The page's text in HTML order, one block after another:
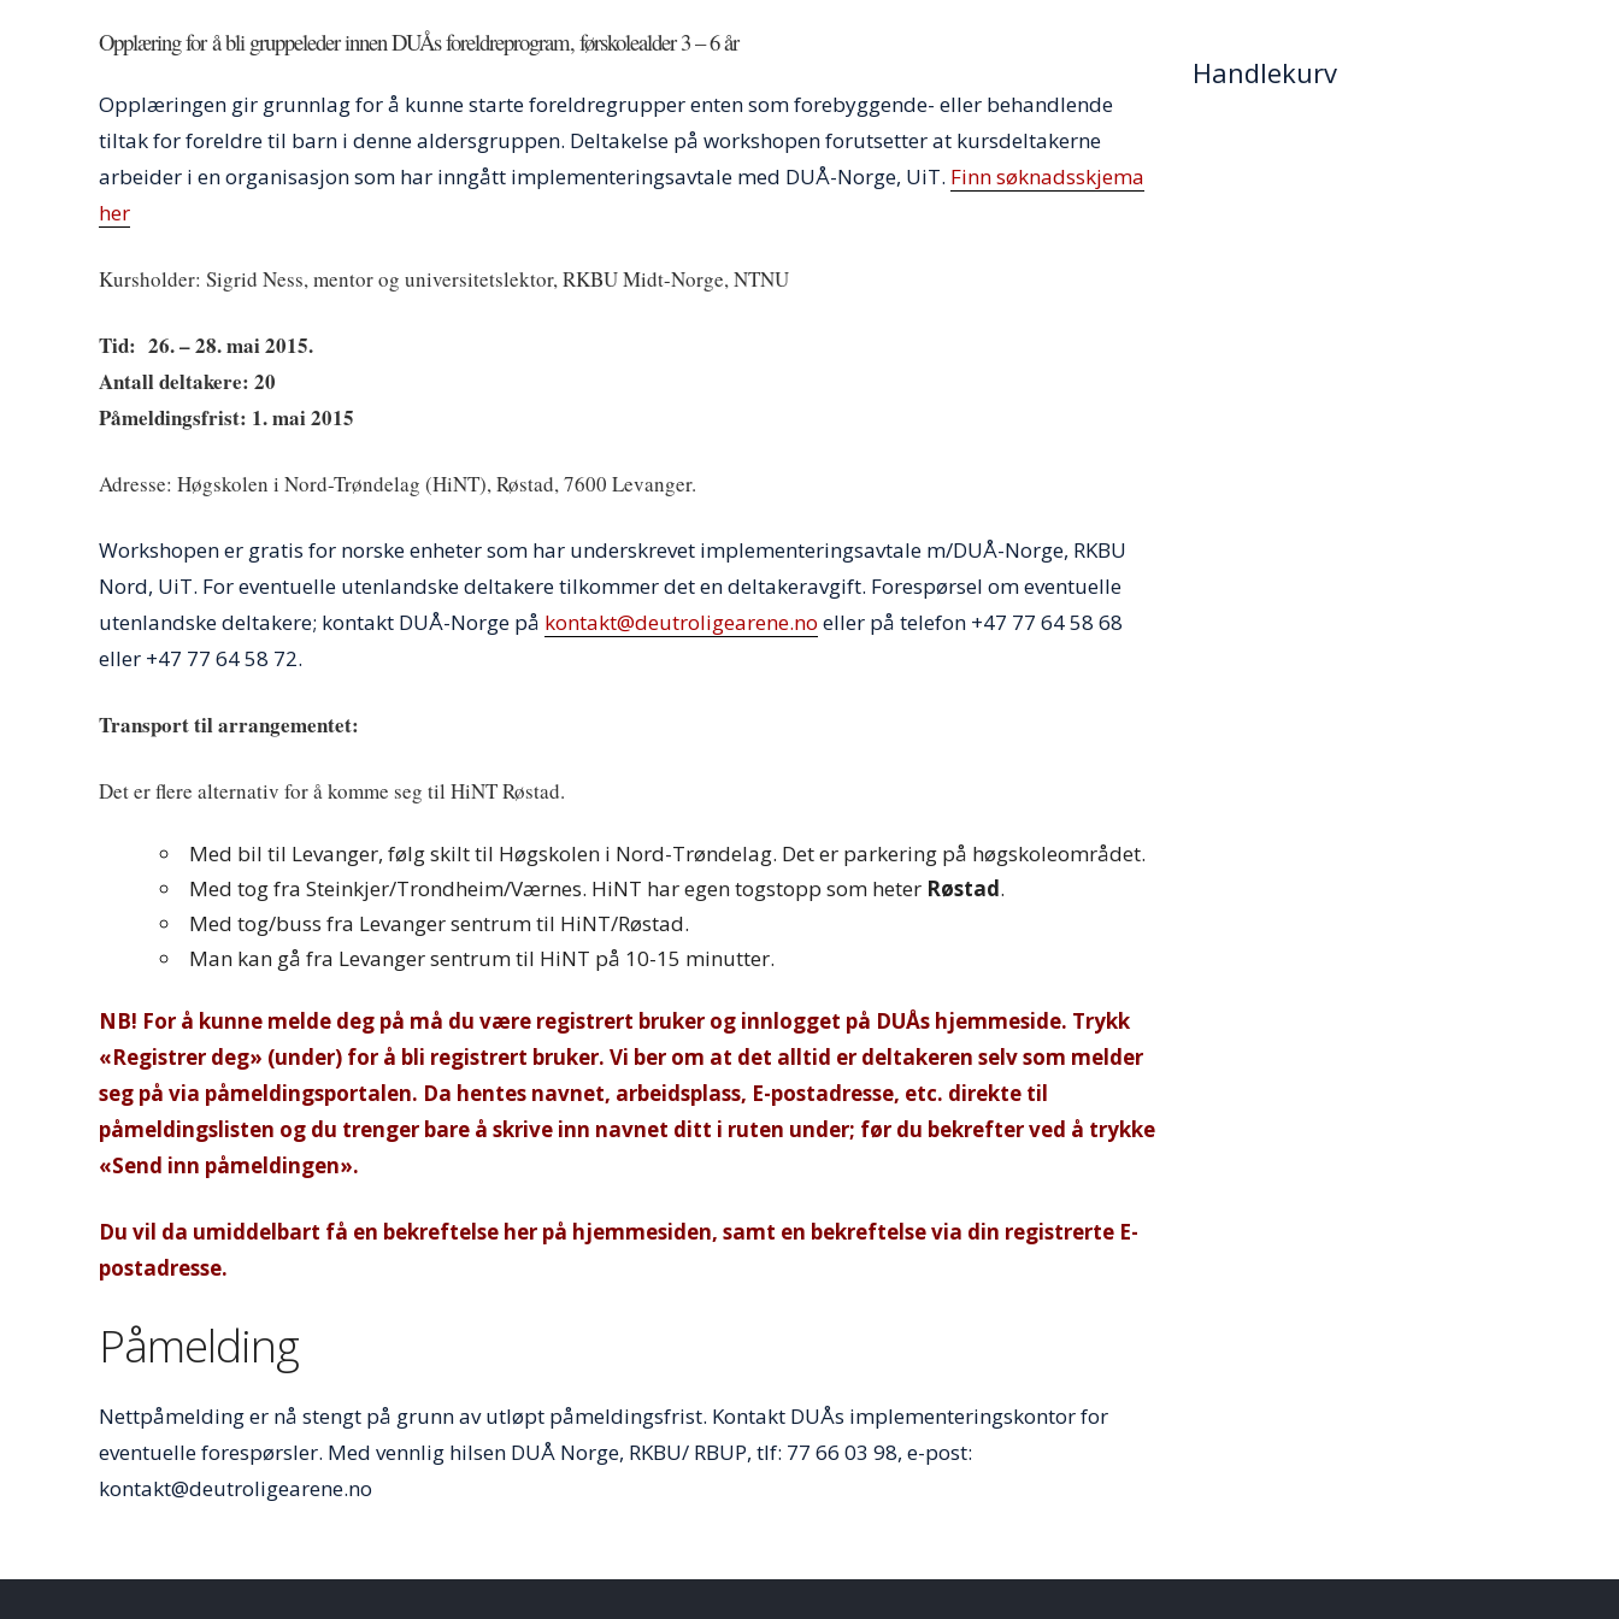
Opplæring for å bli gruppeleder innen DUÅs foreldreprogram, førskolealder 3 – 6 år
Opplæringen gir grunnlag for å kunne starte foreldregrupper enten som forebyggende- eller behandlende
tiltak for foreldre til barn i denne aldersgruppen. Deltakelse på workshopen forutsetter at kursdeltakerne
arbeider i en organisasjon som har inngått implementeringsavtale med DUÅ-Norge, UiT. Finn søknadsskjema
her
Kursholder: Sigrid Ness, mentor og universitetslektor, RKBU Midt-Norge, NTNU
Tid: 26. – 28. mai 2015.
Antall deltakere: 20
Påmeldingsfrist: 1. mai 2015
Adresse: Høgskolen i Nord-Trøndelag (HiNT), Røstad, 7600 Levanger.
Workshopen er gratis for norske enheter som har underskrevet implementeringsavtale m/DUÅ-Norge, RKBU
Nord, UiT. For eventuelle utenlandske deltakere tilkommer det en deltakeravgift. Forespørsel om eventuelle
utenlandske deltakere; kontakt DUÅ-Norge på kontakt@deutroligearene.no eller på telefon +47 77 64 58 68
eller +47 77 64 58 72.
Transport til arrangementet:
Det er flere alternativ for å komme seg til HiNT Røstad.
Med bil til Levanger, følg skilt til Høgskolen i Nord-Trøndelag. Det er parkering på høgskoleområdet.
Med tog fra Steinkjer/Trondheim/Værnes. HiNT har egen togstopp som heter Røstad.
Med tog/buss fra Levanger sentrum til HiNT/Røstad.
Man kan gå fra Levanger sentrum til HiNT på 10-15 minutter.
NB! For å kunne melde deg på må du være registrert bruker og innlogget på DUÅs hjemmeside. Trykk
«Registrer deg» (under) for å bli registrert bruker. Vi ber om at det alltid er deltakeren selv som melder
seg på via påmeldingsportalen. Da hentes navnet, arbeidsplass, E-postadresse, etc. direkte til
påmeldingslisten og du trenger bare å skrive inn navnet ditt i ruten under; før du bekrefter ved å trykke
«Send inn påmeldingen».
Du vil da umiddelbart få en bekreftelse her på hjemmesiden, samt en bekreftelse via din registrerte E-
postadresse.
Påmelding
Nettpåmelding er nå stengt på grunn av utløpt påmeldingsfrist. Kontakt DUÅs implementeringskontor for
eventuelle forespørsler. Med vennlig hilsen DUÅ Norge, RKBU/ RBUP, tlf: 77 66 03 98, e-post:
kontakt@deutroligearene.no
Handlekurv